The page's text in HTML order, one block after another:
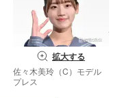
拡大する
佐々木美玲（C）モデル
プレス